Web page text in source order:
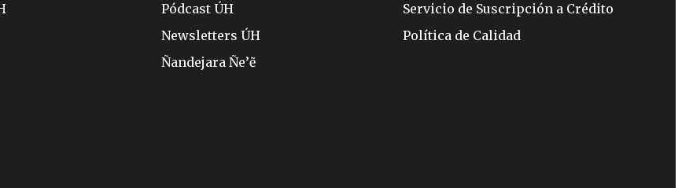
Pódcast ÚH
Newsletters ÚH
Ñandejara Ñe’ẽ
Servicio de Suscripción a Crédito
Política de Calidad